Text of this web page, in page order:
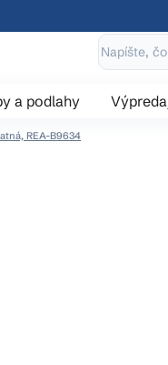
a podlahy
REA-B9634